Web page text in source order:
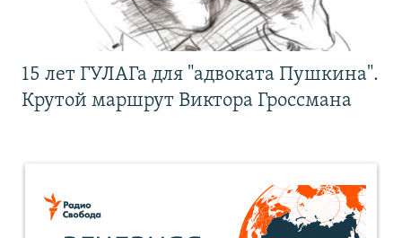
15 лет ГУЛАГа для "адвоката Пушкина".
Крутой маршрут Виктора Гроссмана